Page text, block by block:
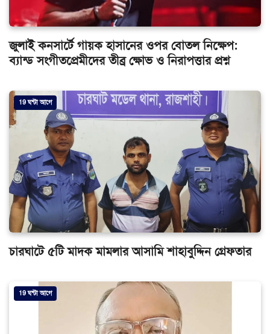
জুলাই কনসার্টে গায়ক হাসানের ওপর বোতল নিক্ষেপ:
ব্যান্ড সংগীতপ্রেমীদের তীব্র ক্ষোভ ও নিরাপত্তার প্রশ্ন
19 ঘন্টা আগে
চারঘাটে ৫টি মাদক মামলার আসামি শাহাবুদ্দিন গ্রেফতার
19 ঘন্টা আগে